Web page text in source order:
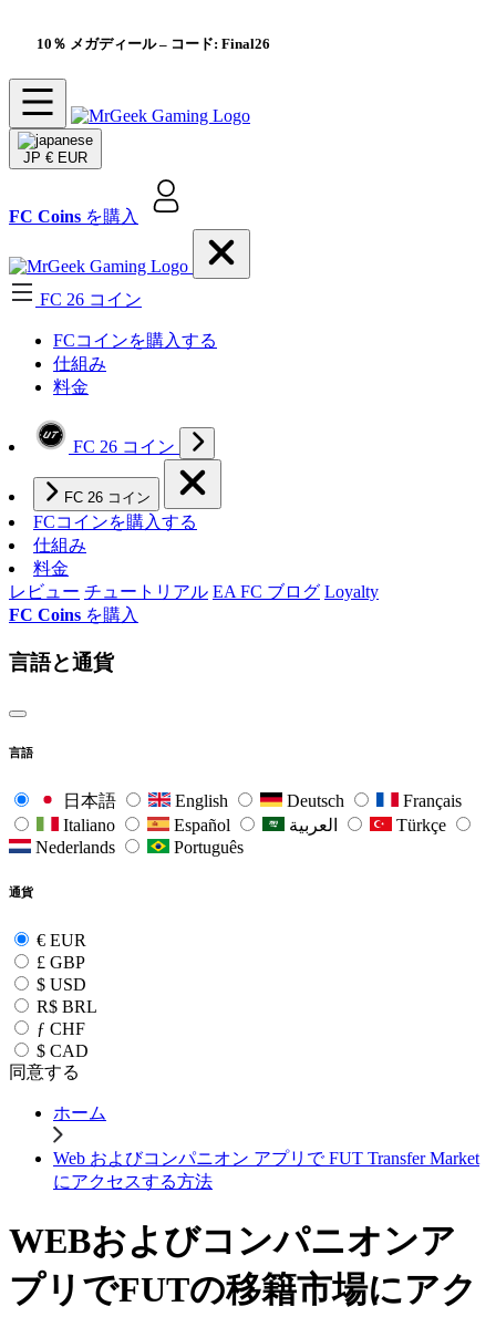
10％ メガディール– コード: Final26
JP € EUR
FC Coins を購入
FC 26 コイン
FCコインを購入する
仕組み
料金
FC 26 コイン
FC 26 コイン
FCコインを購入する
仕組み
料金
レビュー チュートリアル EA FC ブログ Loyalty
FC Coins を購入
言語と通貨
言語
日本語 English Deutsch
Français
Italiano
Español
Türkçe
Nederlands
Português
通貨
€ EUR
£ GBP
$ USD
R$ BRL
ƒ CHF
$ CAD
同意する
ホーム
Web およびコンパニオン アプリで FUT Transfer Market
にアクセスする方法
WEBおよびコンパニオンア
プリでFUTの移籍市場にアク